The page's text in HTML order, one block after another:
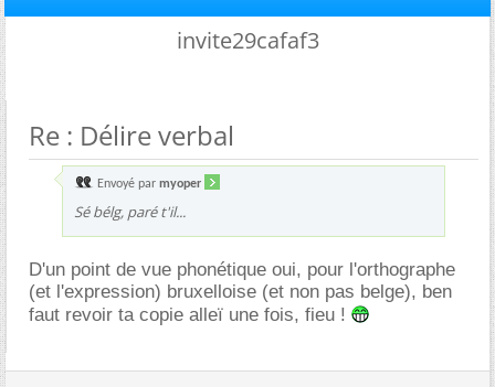
invite29cafaf3
Re : Délire verbal
Envoyé par myoper
Sé bélg, paré t'il...
D'un point de vue phonétique oui, pour l'orthographe
(et l'expression) bruxelloise (et non pas belge), ben
faut revoir ta copie alleï une fois, fieu !